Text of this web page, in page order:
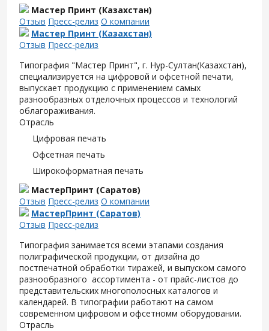
Мастер Принт (Казахстан)
Отзыв Пресс-релиз О компании
Мастер Принт (Казахстан)
Отзыв Пресс-релиз
Типография "Мастер Принт", г. Нур-Султан(Казахстан),
специализируется на цифровой и офсетной печати,
выпускает продукцию с применением самых
разнообразных отделочных процессов и технологий
облагораживания.
Отрасль
Цифровая печать
Офсетная печать
Широкоформатная печать
МастерПринт (Саратов)
Отзыв Пресс-релиз О компании
МастерПринт (Саратов)
Отзыв Пресс-релиз
Типография занимается всеми этапами создания
полиграфической продукции, от дизайна до
постпечатной обработки тиражей, и выпуском самого
разнообразного ассортимента - от прайс-листов до
представительских многополосных каталогов и
календарей. В типографии работают на самом
современном цифровом и офсетномм оборудовании.
Отрасль